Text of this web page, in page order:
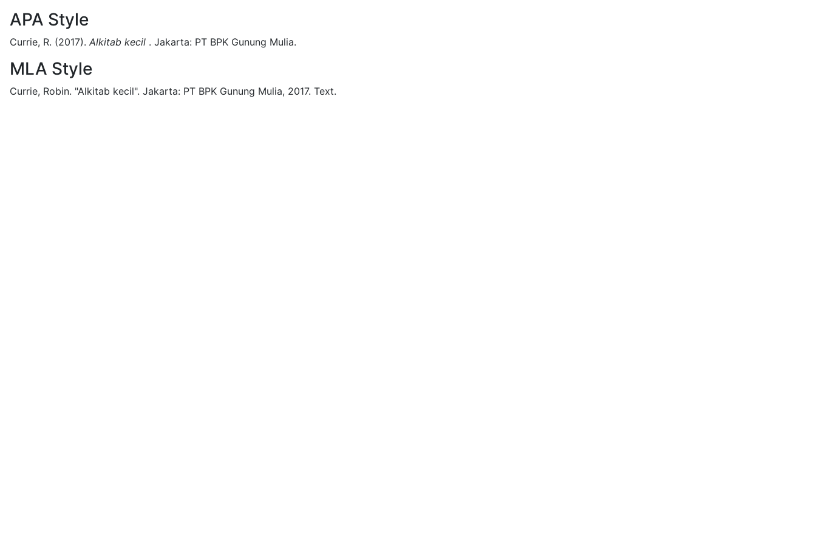
APA Style
Currie, R. (2017). Alkitab kecil . Jakarta: PT BPK Gunung Mulia.
MLA Style
Currie, Robin. "Alkitab kecil". Jakarta: PT BPK Gunung Mulia, 2017. Text.